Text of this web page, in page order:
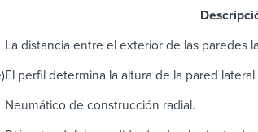
La distancia entre el exterior de las paredes
El perfil determina la altura de la pared
Neumático de construcción radial.